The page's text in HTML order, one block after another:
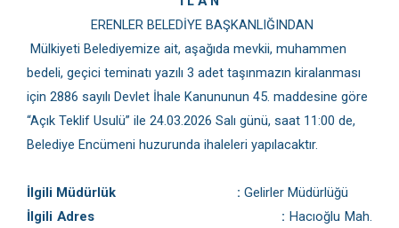
ERENLER BELEDİYE BAŞKANLIĞINDAN
Mülkiyeti Belediyemize ait, aşağıda mevkii, muhammen
bedeli, geçici teminatı yazılı 3 adet taşınmazın kiralanması
için 2886 sayılı Devlet İhale Kanununun 45. maddesine göre
“Açık Teklif Usulü” ile 24.03.2026 Salı günü, saat 11:00 de,
Belediye Encümeni huzurunda ihaleleri yapılacaktır.
İlgili Müdürlük : Gelirler Müdürlüğü
İlgili Adres
: Hacıoğlu Mah.